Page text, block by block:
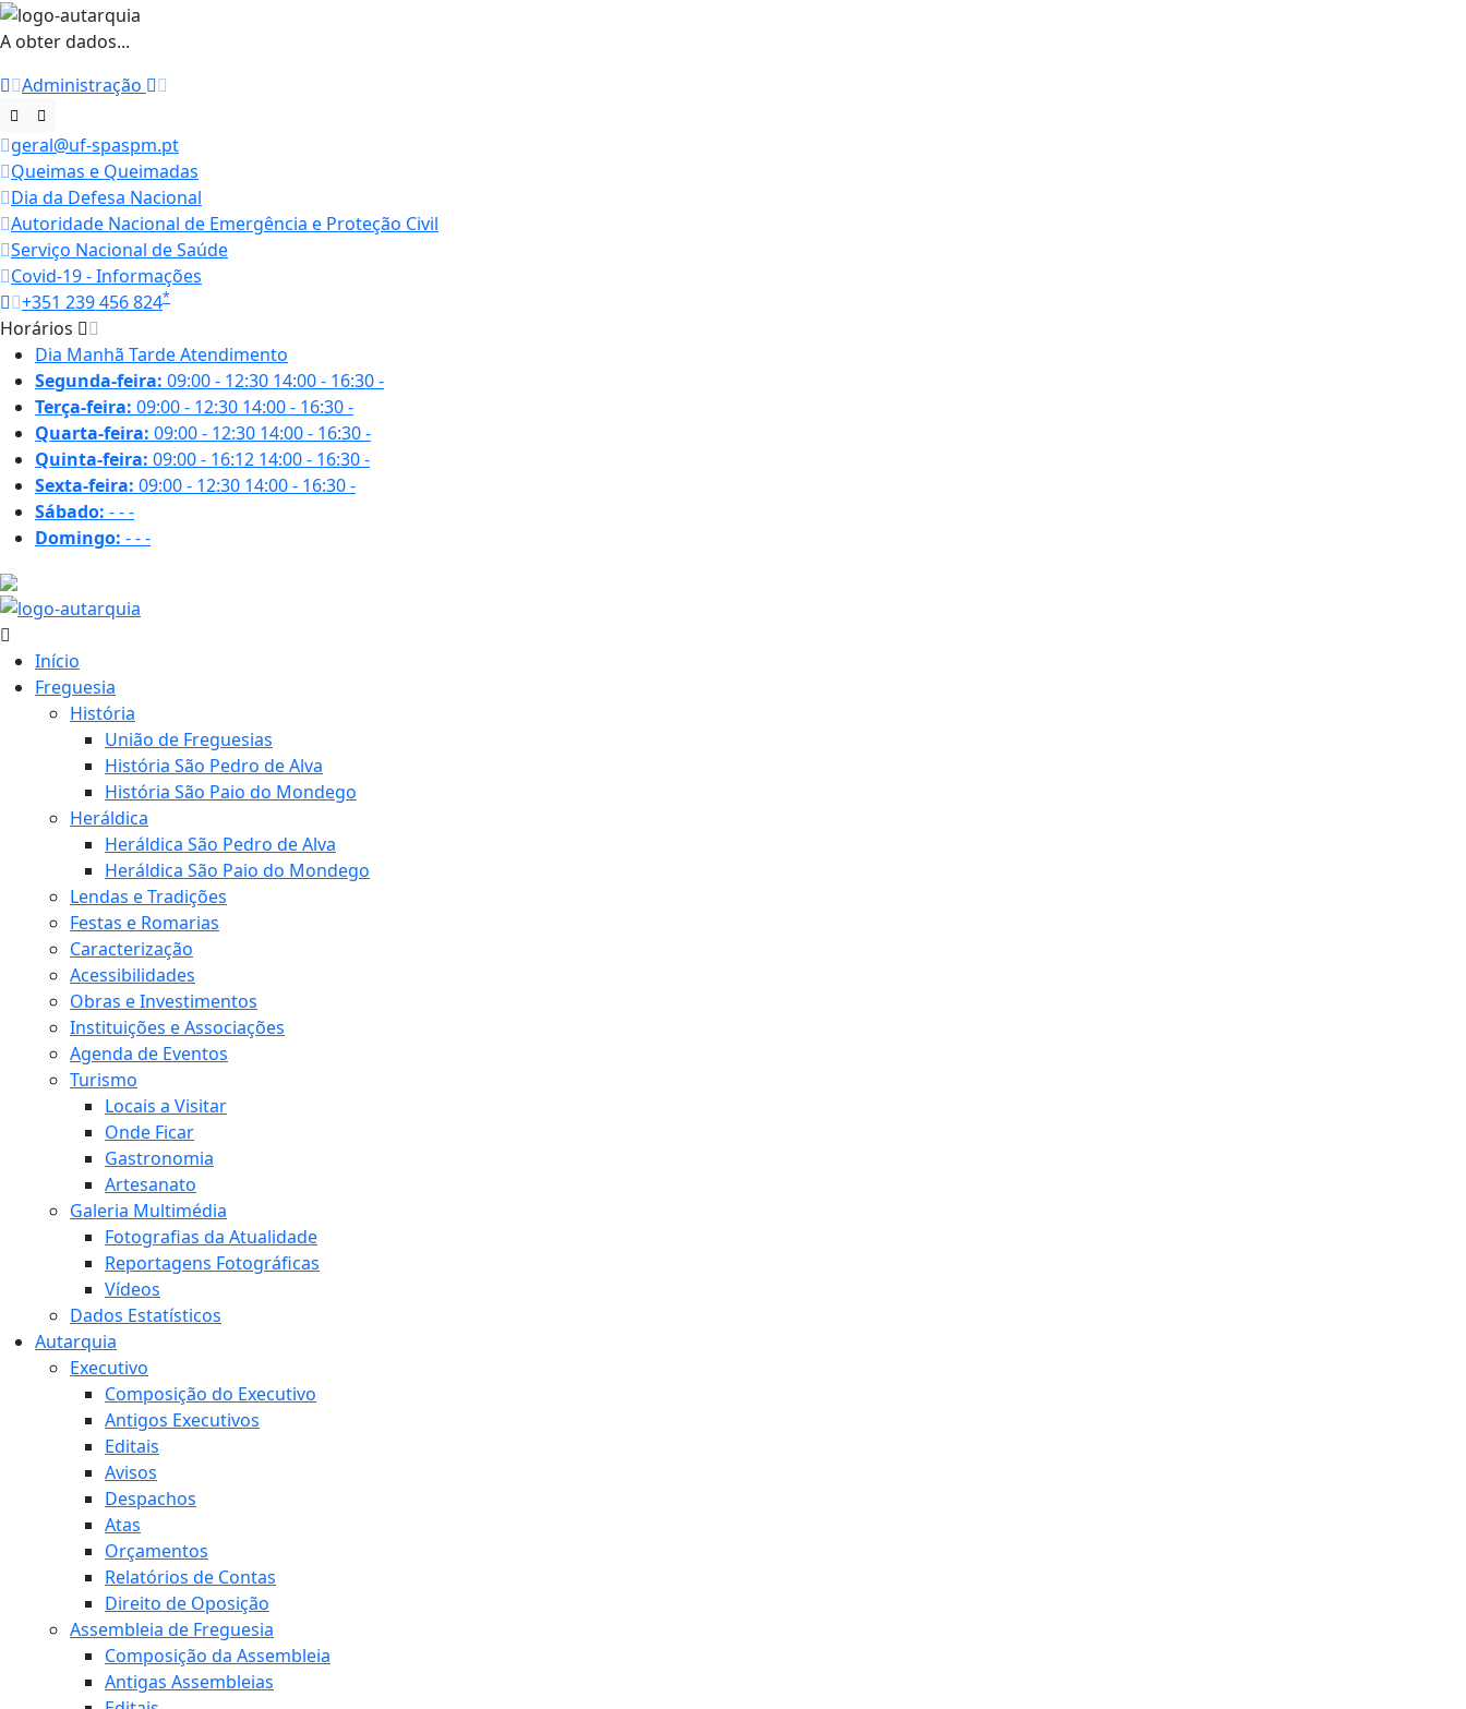
A obter dados...
Administração
geral@uf-spaspm.pt
Queimas e Queimadas
Dia da Defesa Nacional
Autoridade Nacional de Emergência e Proteção Civil
Serviço Nacional de Saúde
Covid-19 - Informações
+351 239 456 824*
Horários
Dia Manhã TardeAtendimento
Segunda-feira: 09:00 - 12:30 14:00 - 16:30-
Terça-feira: 09:00 - 12:30 14:00 - 16:30-
Quarta-feira: 09:00 - 12:30 14:00 - 16:30-
Quinta-feira: 09:00 - 16:12 14:00 - 16:30-
Sexta-feira: 09:00 - 12:30 14:00 - 16:30-
Sábado: ---
Domingo: ---
Início
Freguesia
História
União de Freguesias
História São Pedro de Alva
História São Paio do Mondego
Heráldica
Heráldica São Pedro de Alva
Heráldica São Paio do Mondego
Lendas e Tradições
Festas e Romarias
Caracterização
Acessibilidades
Obras e Investimentos
Instituições e Associações
Agenda de Eventos
Turismo
Locais a Visitar
Onde Ficar
Gastronomia
Artesanato
Galeria Multimédia
Fotografias da Atualidade
Reportagens Fotográficas
Vídeos
Dados Estatísticos
Autarquia
Executivo
Composição do Executivo
Antigos Executivos
Editais
Avisos
Despachos
Atas
Orçamentos
Relatórios de Contas
Direito de Oposição
Assembleia de Freguesia
Composição da Assembleia
Antigas Assembleias